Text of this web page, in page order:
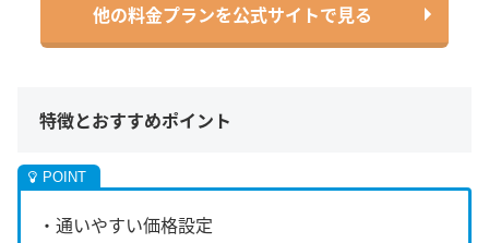
他の料金プランを公式サイトで見る
特徴とおすすめポイント
・通いやすい価格設定